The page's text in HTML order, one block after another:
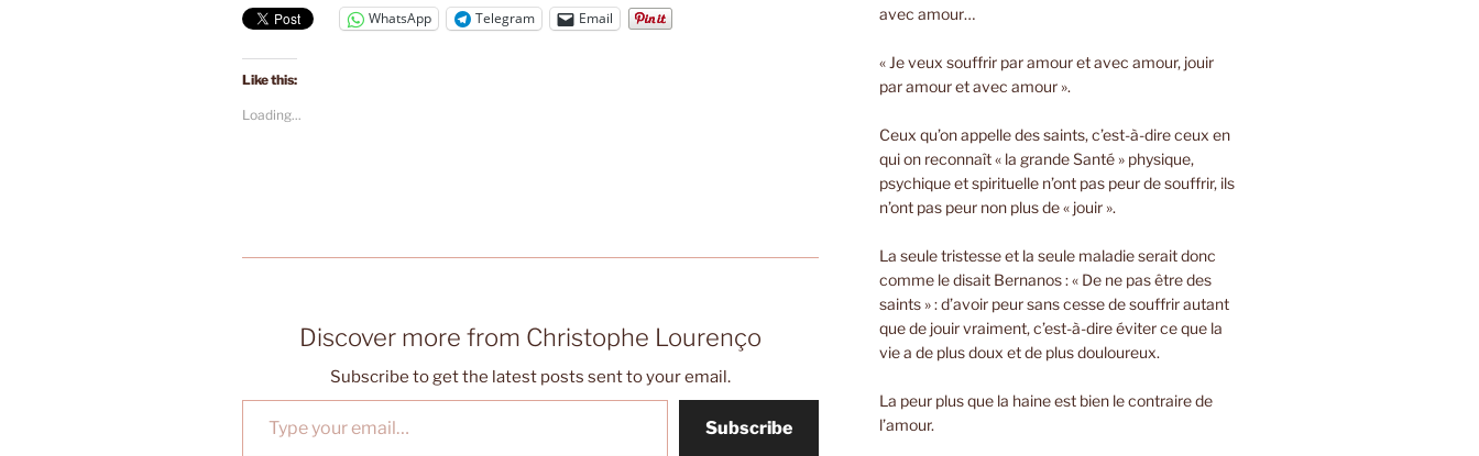
WhatsApp Telegram Email
Like this:
Loading...
Discover more from Christophe Lourenço
Subscribe to get the latest posts sent to your email.
Type your email…
Subscribe
avec amour…
« Je veux souffrir par amour et avec amour, jouir
par amour et avec amour ».
Ceux qu’on appelle des saints, c’est-à-dire ceux en
qui on reconnaît « la grande Santé » physique,
psychique et spirituelle n’ont pas peur de souffrir, ils
n’ont pas peur non plus de « jouir ».
La seule tristesse et la seule maladie serait donc
comme le disait Bernanos : « De ne pas être des
saints » : d’avoir peur sans cesse de souffrir autant
que de jouir vraiment, c’est-à-dire éviter ce que la
vie a de plus doux et de plus douloureux.
La peur plus que la haine est bien le contraire de
l’amour.